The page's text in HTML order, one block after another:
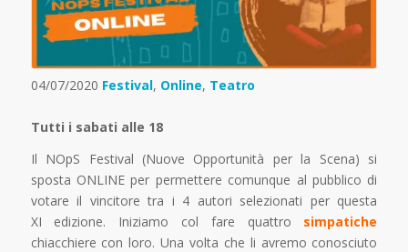
04/07/2020 Festival, Online, Teatro
Tutti i sabati alle 18
Il NOpS Festival (Nuove Opportunità per la Scena) si
sposta ONLINE per permettere comunque al pubblico di
votare il vincitore tra i 4 autori selezionati per questa
XI edizione. Iniziamo col fare quattro simpatiche
chiacchiere con loro. Una volta che li avremo conosciuto